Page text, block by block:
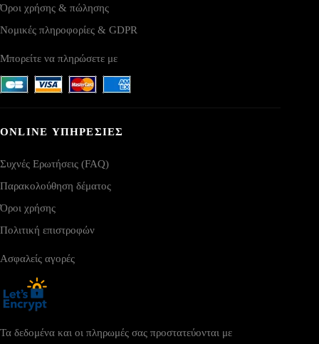
Όροι χρήσης & πώλησης
Νομικές πληροφορίες & GDPR
Μπορείτε να πληρώσετε με
ONLINE ΥΠΗΡΕΣΙΕΣ
Συχνές Ερωτήσεις (FAQ)
Παρακολούθηση δέματος
Όροι χρήσης
Πολιτική επιστροφών
Ασφαλείς αγορές
Τα δεδομένα και οι πληρωμές σας προστατεύονται με